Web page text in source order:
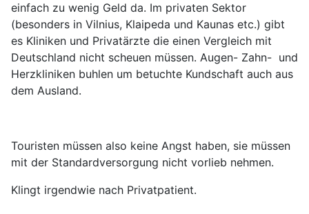
einfach zu wenig Geld da. Im privaten Sektor
(besonders in Vilnius, Klaipeda und Kaunas etc.) gibt
es Kliniken und Privatärzte die einen Vergleich mit
Deutschland nicht scheuen müssen. Augen- Zahn- und
Herzkliniken buhlen um betuchte Kundschaft auch aus
dem Ausland.
Touristen müssen also keine Angst haben, sie müssen
mit der Standardversorgung nicht vorlieb nehmen.
Klingt irgendwie nach Privatpatient.